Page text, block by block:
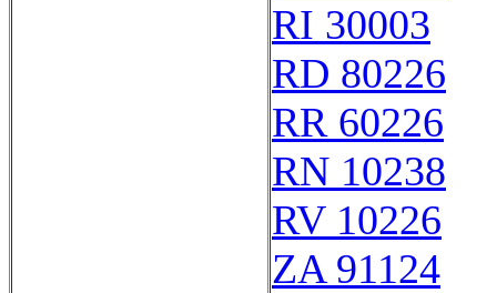
RI 30003
RD 80226
RR 60226
RN 10238
RV 10226
ZA 91124